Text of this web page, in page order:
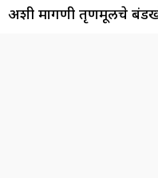
अशी मागणी तृणमूलचे